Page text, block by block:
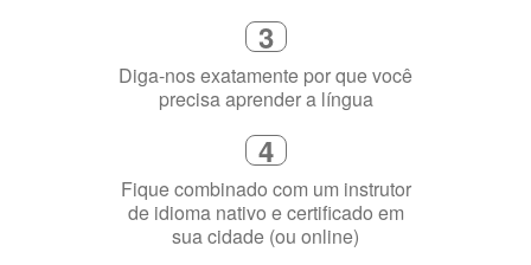
3
Diga-nos exatamente por que você
precisa aprender a língua
4
Fique combinado com um instrutor
de idioma nativo e certificado em
sua cidade (ou online)